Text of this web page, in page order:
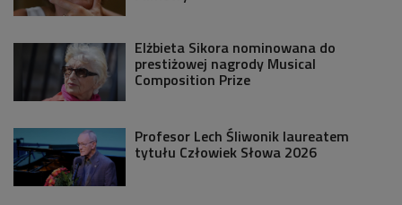
Elżbieta Sikora nominowana do
prestiżowej nagrody Musical
Composition Prize
Profesor Lech Śliwonik laureatem
tytułu Człowiek Słowa 2026